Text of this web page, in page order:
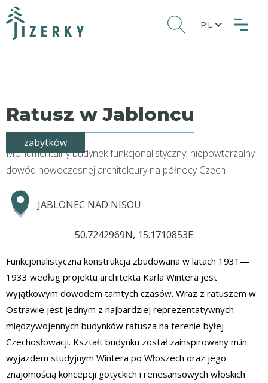
PL
Ratusz w Jabloncu
zabytków
Monumentalny budynek funkcjonalistyczny, niepowtarzalny
dowód nowoczesnej architektury na północy Czech
JABLONEC NAD NISOU
50.7242969N, 15.1710853E
Funkcjonalistyczna konstrukcja zbudowana w latach 1931—
1933 według projektu architekta Karla Wintera jest
wyjątkowym dowodem tamtych czasów. Wraz z ratuszem w
Ostrawie jest jednym z najbardziej reprezentatywnych
międzywojennych budynków ratusza na terenie byłej
Czechosłowacji. Kształt budynku został zainspirowany m.in.
wyjazdem studyjnym Wintera po Włoszech oraz jego
znajomością koncepcji gotyckich i renesansowych włoskich